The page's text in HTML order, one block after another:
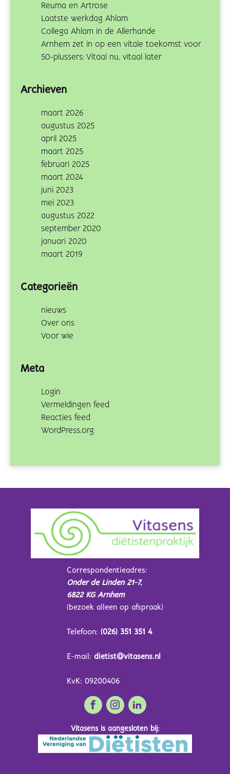
Reuma en Artrose
Laatste werkdag Ahlam
Collega Ahlam in de Allerhande
Arnhem zet in op een vitale toekomst voor
50-plussers: Vitaal nu, vitaal later
Archieven
maart 2026
augustus 2025
april 2025
maart 2025
februari 2025
maart 2024
juni 2023
mei 2023
augustus 2022
september 2020
januari 2020
maart 2019
Categorieën
nieuws
Over ons
Voor wie
Meta
Login
Vermeldingen feed
Reacties feed
WordPress.org
Correspondentieadres:
Onder de Linden 21-7,
6822 KG Arnhem
(bezoek alleen op afspraak)
Telefoon: (026) 351 351 4
E-mail: dietist@vitasens.nl
KvK: 09200406
Vitasens is aangesloten bij: